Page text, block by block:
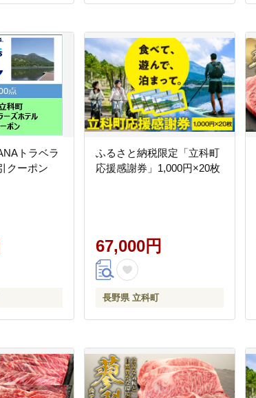
トラベラ
クーポン
ふるさと納税限定「立科町
応援感謝券」1,000円×20枚
67,000円
長野県 立科町